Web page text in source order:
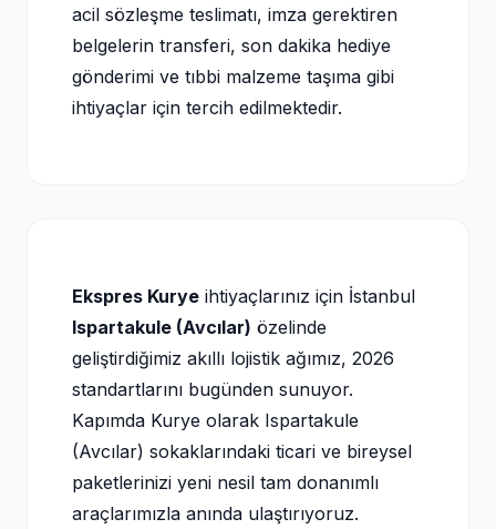
acil sözleşme teslimatı, imza gerektiren
belgelerin transferi, son dakika hediye
gönderimi ve tıbbi malzeme taşıma gibi
ihtiyaçlar için tercih edilmektedir.
Ekspres Kurye ihtiyaçlarınız için İstanbul
Ispartakule (Avcılar) özelinde
geliştirdiğimiz akıllı lojistik ağımız, 2026
standartlarını bugünden sunuyor.
Kapımda Kurye olarak Ispartakule
(Avcılar) sokaklarındaki ticari ve bireysel
paketlerinizi yeni nesil tam donanımlı
araçlarımızla anında ulaştırıyoruz.